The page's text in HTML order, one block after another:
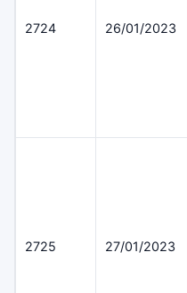
2724 26/01/2023
2725 27/01/2023